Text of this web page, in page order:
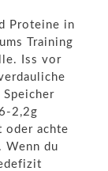
Proteine in
Training
Iss vor
Speicher
2,2g
oder achte
Wenn du